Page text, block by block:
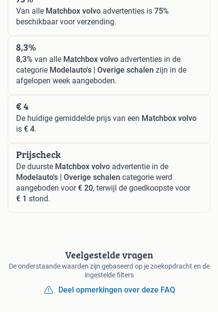
Van alle Matchbox volvo advertenties is 75%
beschikbaar voor verzending.
8,3%
8,3% van alle Matchbox volvo advertenties in de
categorie Modelauto's | Overige schalen zijn in de
afgelopen week aangeboden.
€ 4
De huidige gemiddelde prijs van een Matchbox volvo
is € 4.
Prijscheck
De duurste Matchbox volvo advertentie in de
Modelauto's | Overige schalen categorie werd
aangeboden voor€ 20, terwijl de goedkoopste voor
€ 1 stond.
Veelgestelde vragen
De onderstaande waarden zijn gebaseerd op je zoekopdracht en de
ingestelde filters
Deel opmerkingen over deze FAQ